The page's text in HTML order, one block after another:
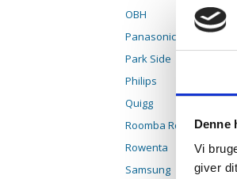
Denne
Vi
giver
OBH
Panasonic
Park Side
Philips
Quigg
Roomba
Rowenta
Samsung